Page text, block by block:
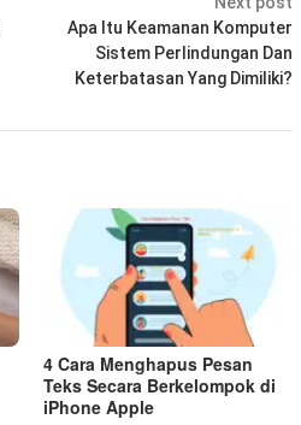
Apa Itu Keamanan Komputer
Sistem Perlindungan Dan
Keterbatasan Yang Dimiliki?
4 Cara Menghapus Pesan
Teks Secara Berkelompok di
iPhone Apple